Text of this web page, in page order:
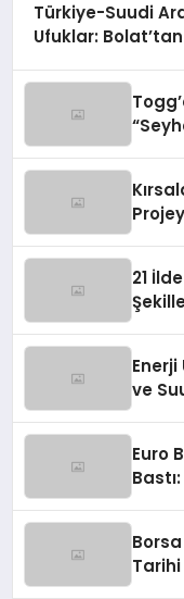
Türkiye-Suudi
Ufuklar:
21
ve
Euro
Tarihi